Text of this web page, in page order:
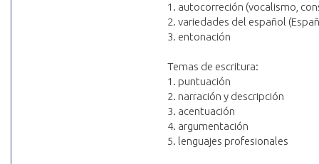
1. autocorreción (vocalismo,
2. variedades del español
3. entonación
Temas de escritura:
1. puntuación
2. narración y descripción
3. acentuación
4. argumentación
5. lenguajes profesionales